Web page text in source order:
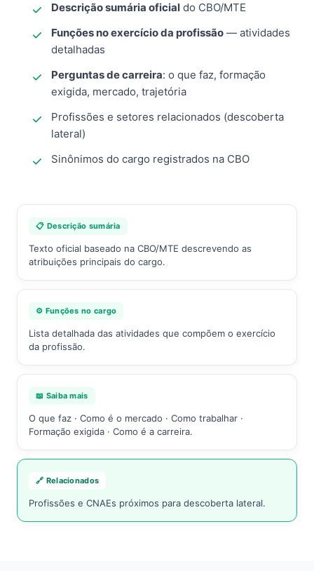
Descrição sumária oficial do CBO/MTE
Funções no exercício da profissão — atividades
detalhadas
Perguntas de carreira: o que faz, formação
exigida, mercado, trajetória
Profissões e setores relacionados (descoberta
lateral)
Sinônimos do cargo registrados na CBO
📋 Descrição sumária
Texto oficial baseado na CBO/MTE descrevendo as
atribuições principais do cargo.
⚙️ Funções no cargo
Lista detalhada das atividades que compõem o exercício
da profissão.
📖 Saiba mais
O que faz · Como é o mercado · Como trabalhar ·
Formação exigida · Como é a carreira.
🔗 Relacionados
Profissões e CNAEs próximos para descoberta lateral.